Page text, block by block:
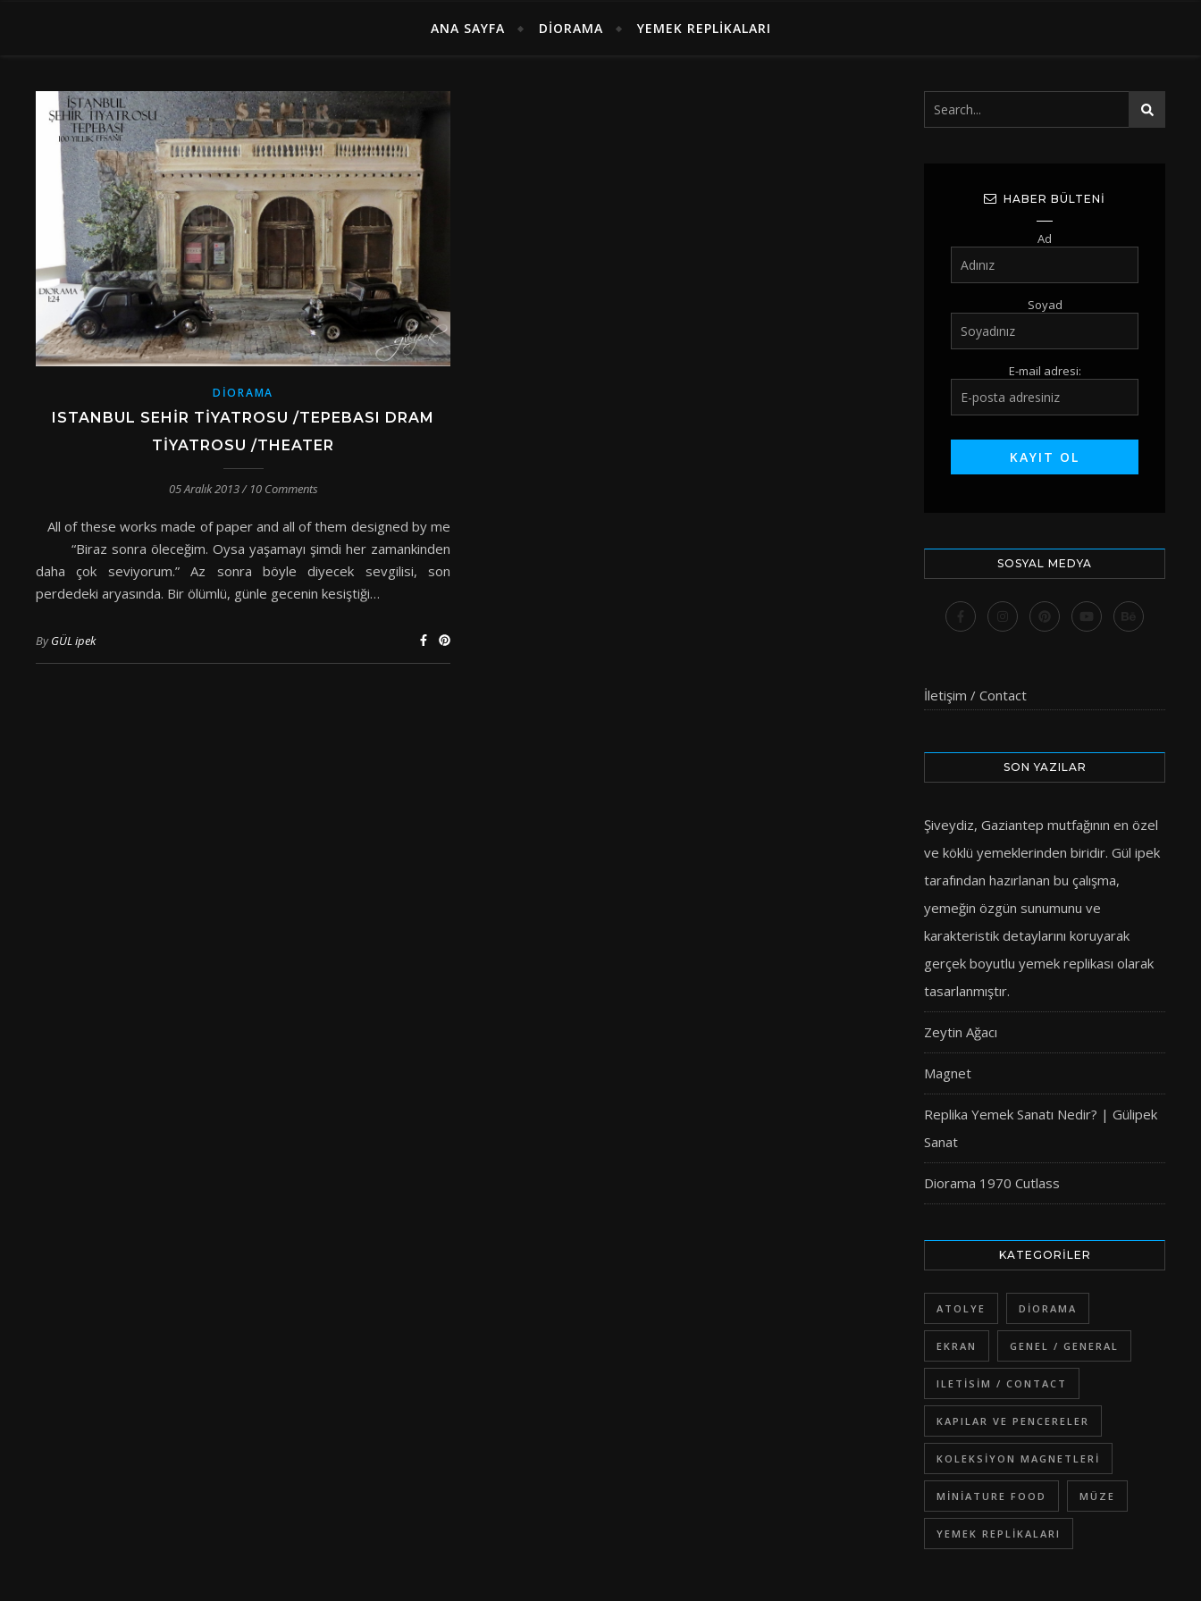
ANA SAYFA DIORAMA YEMEK REPLIKALARI
DIORAMA
ISTANBUL SEHIR TIYATROSU /TEPEBASI DRAM
TIYATROSU /THEATER
05 Aralık 2013/ 10 Comments
All of these works made of paper and all of them designed by me
“Biraz sonra öleceğim. Oysa yaşamayı şimdi her zamankinden
daha çok seviyorum.” Az sonra böyle diyecek sevgilisi, son
perdedeki aryasında. Bir ölümlü, günle gecenin kesiştiği…
ByGÜL ipek
HABER BÜLTENI
Ad
Soyad
E-mail adresi:
SOSYAL MEDYA
İletişim / Contact
SON YAZILAR
Şiveydiz, Gaziantep mutfağının en özel
ve köklü yemeklerinden biridir. Gül ipek
tarafından hazırlanan bu çalışma,
yemeğin özgün sunumunu ve
karakteristik detaylarını koruyarak
gerçek boyutlu yemek replikası olarak
tasarlanmıştır.
Zeytin Ağacı
Magnet
Replika Yemek Sanatı Nedir? | Gülipek
Sanat
Diorama 1970 Cutlass
KATEGORILER
ATOLYE DIORAMA
EKRAN GENEL / GENERAL
ILETISIM / CONTACT
KAPILAR VE PENCERELER
KOLEKSIYON MAGNETLERI
MINIATURE FOOD MÜZE
YEMEK REPLIKALARI